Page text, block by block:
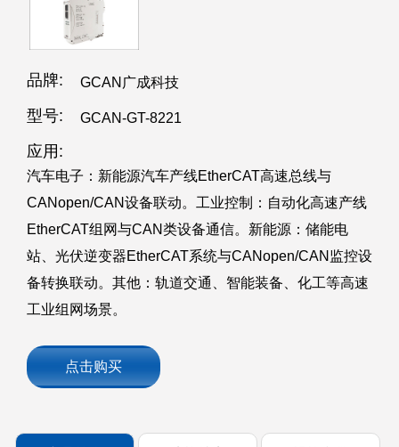
品牌: GCAN广成科技
型号: GCAN-GT-8221
应用:
汽车电子：新能源汽车产线EtherCAT高速总线与
CANopen/CAN设备联动。工业控制：自动化高速产线
EtherCAT组网与CAN类设备通信。新能源：储能电
站、光伏逆变器EtherCAT系统与CANopen/CAN监控设
备转换联动。其他：轨道交通、智能装备、化工等高速
工业组网场景。
点击购买